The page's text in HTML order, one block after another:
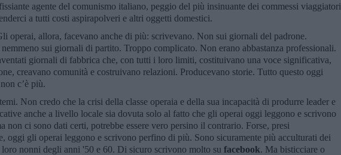
agente del comunismo italiano, peggio del più insinuante dei commessi viaggiatori
a tutti costi aspirapolveri e altri oggetti domestici.
operai, allora, facevano anche di più: scrivevano. Non sui giornali del padrone.
sui giornali di partito. Troppo complicato. Non erano abbastanza professionali.
giornali di fabbrica che, con tutti i loro limiti, costituivano una voce significativa,
creavano comunità e costruivano relazioni. Producevano storie. Tutto questo oggi
c’è più.
Non credo che la crisi della classe operaia e della sua incapacità di produrre leader e
anche a livello locale sia dovuta solo al fatto che gli operai oggi leggono e scrivono
non ci sono dati certi, potrebbe essere vero persino il contrario. Forse, presi
oggi gli operai leggono e scrivono perfino di più. Sono sicuramente più acculturati dei
nonni degli anni '50 e 60. Di sicuro scrivono molto su facebook. Ma bisticciare o